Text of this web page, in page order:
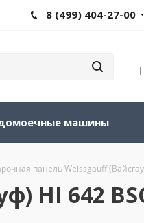
8 (499) 404-27-00
машины
панель Weissgauff
HI 642